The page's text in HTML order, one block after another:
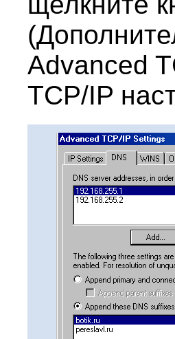
Advanced
TCP/IP